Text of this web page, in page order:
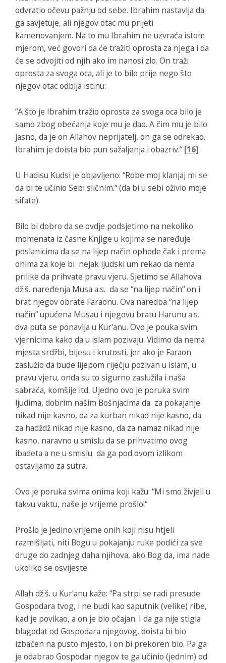
odvratio očevu pažnju od sebe. Ibrahim nastavlja da
ga savjetuje, ali njegov otac mu prijeti
kamenovanjem. Na to mu Ibrahim ne uzvraća istom
mjerom, već govori da će tražiti oprosta za njega i da
će se odvojiti od njih ako im nanosi zlo. On traži
oprosta za svoga oca, ali je to bilo prije nego što
njegov otac odbija istinu:
“A što je Ibrahim tražio oprosta za svoga oca bilo je
samo zbog obećanja koje mu je dao. A čim mu je bilo
jasno, da je on Allahov neprijatelj, on ga se odrekao.
Ibrahim je doista bio pun sažaljenja i obazriv.“[16]
U Hadisu Kudsi je objavljeno: “Robe moj klanjaj mi se
da bi te učinio Sebi sličnim.“(da bi u sebi oživio moje
sifate).
Bilo bi dobro da se ovdje podsjetimo na nekoliko
momenata iz časne Knjige u kojima se naređuje
poslanicima da se na lijep način ophode čak i prema
onima za koje bi nejak ljudski um rekao da nema
prilike da prihvate pravu vjeru. Sjetimo se Allahova
dž.š. naređenja Musa a.s. da se “na lijep način“ on i
brat njegov obrate Faraonu. Ova naredba “na lijep
način“ upućena Musau i njegovu bratu Harunu a.s.
dva puta se ponavlja u Kur'anu. Ovo je pouka svim
vjernicima kako da u islam pozivaju. Vidimo da nema
mjesta srdžbi, bijesu i krutosti, jer ako je Faraon
zaslužio da bude lijepom riječju pozivan u islam, u
pravu vjeru, onda su to sigurno zaslužila i naša
sabraća, komšije itd. Ujedno ovo je poruka svim
ljudima, dobrim našim Bošnjacima da za pokajanje
nikad nije kasno, da za kurban nikad nije kasno, da
za hadždž nikad nije kasno, da za namaz nikad nije
kasno, naravno u smislu da se prihvatimo ovog
ibadeta a ne u smislu da ga pod ovom izlikom
ostavljamo za sutra.
Ovo je poruka svima onima koji kažu: “Mi smo živjeli u
takvu vaktu, naše je vrijeme prošlo!“
Prošlo je jedino vrijeme onih koji nisu htjeli
razmišljati, niti Bogu u pokajanju ruke podići za sve
druge do zadnjeg daha njihova, ako Bog da, ima nade
ukoliko se osvijeste.
Allah dž.š. u Kur’anu kaže: “Pa strpi se radi presude
Gospodara tvog, i ne budi kao saputnik (velike) ribe,
kad je povikao, a on je bio očajan. I da ga nije stigla
blagodat od Gospodara njegovog, doista bi bio
izbačen na pusto mjesto, i on bi prekoren bio. Pa ga
je odabrao Gospodar njegov te ga učinio (jednim) od